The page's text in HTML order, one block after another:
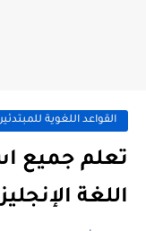
القواعد اللغوية
اللغة